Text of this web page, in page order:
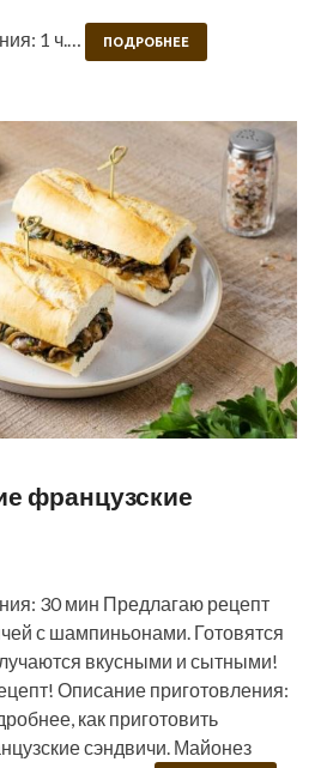
1 ч.… ПОДРОБНЕЕ
французские
30 мин Предлагаю рецепт
с шампиньонами. Готовятся
вкусными и сытными!
Описание приготовления:
как приготовить
сэндвичи. Майонез